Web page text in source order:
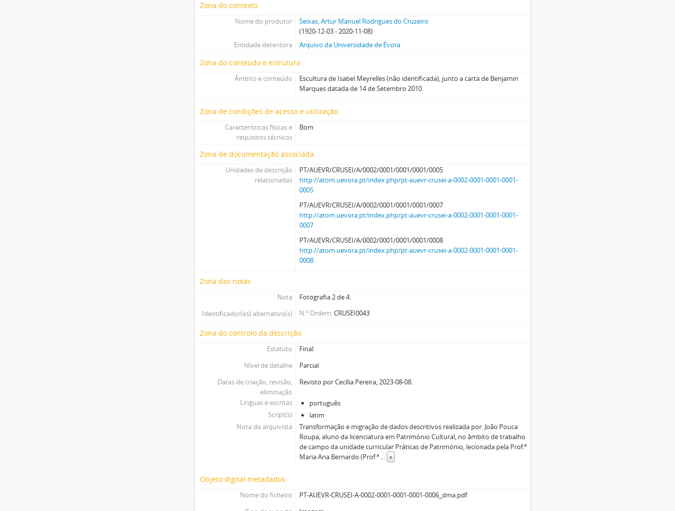
Zona do contexto
Nome do produtor
Seixas, Artur Manuel Rodrigues do Cruzeiro
(1920-12-03 - 2020-11-08)
Entidade detentora
Arquivo da Universidade de Évora
Zona do conteúdo e estrutura
Âmbito e conteúdo
Escultura de Isabel Meyrelles (não identificada), junto a carta de Benjamin
Marques datada de 14 de Setembro 2010.
Zona de condições de acesso e utilização
Características físicas e
requisitos técnicos
Bom
Zona de documentação associada
Unidades de descrição
relacionadas
PT/AUEVR/CRUSEI/A/0002/0001/0001/0001/0005
http://atom.uevora.pt/index.php/pt-auevr-crusei-a-0002-0001-0001-0001-
0005
PT/AUEVR/CRUSEI/A/0002/0001/0001/0001/0007
http://atom.uevora.pt/index.php/pt-auevr-crusei-a-0002-0001-0001-0001-
0007
PT/AUEVR/CRUSEI/A/0002/0001/0001/0001/0008
http://atom.uevora.pt/index.php/pt-auevr-crusei-a-0002-0001-0001-0001-
0008
Zona das notas
Nota
Fotografia 2 de 4.
Identificador(es) alternativo(s)
N.º Ordem CRUSEI0043
Zona do controlo da descrição
Estatuto
Final
Nível de detalhe
Parcial
Datas de criação, revisão,
eliminação
Revisto por Cecília Pereira, 2023-08-08.
Línguas e escritas
português
Script(s)
latim
Nota do arquivista
Transformação e migração de dados descritivos realizada por: João Pouca
Roupa, aluno da licenciatura em Património Cultural, no âmbito de trabalho
de campo da unidade curricular Práticas de Património, lecionada pela Prof.ª
Maria Ana Bernardo (Prof.ª ... »
Objeto digital metadados
Nome do ficheiro
PT-AUEVR-CRUSEI-A-0002-0001-0001-0001-0006_dma.pdf